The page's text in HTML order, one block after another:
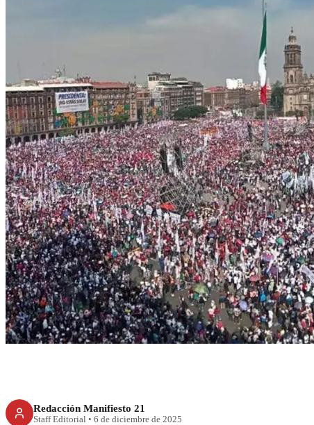
RECIENTE
Sheinbaum
celebra siete
Transformación
Redacción Manifiesto 21
Staff Editorial • 6 de diciembre de 2025